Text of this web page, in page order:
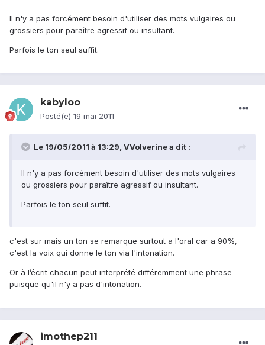
Il n'y a pas forcément besoin d'utiliser des mots vulgaires ou
grossiers pour paraître agressif ou insultant.
Parfois le ton seul suffit.
kabyloo
Posté(e) 19 mai 2011
Le 19/05/2011 à 13:29, VVolverine a dit :
Il n'y a pas forcément besoin d'utiliser des mots vulgaires
ou grossiers pour paraître agressif ou insultant.
Parfois le ton seul suffit.
c'est sur mais un ton se remarque surtout a l'oral car a 90%,
c'est la voix qui donne le ton via l'intonation.
Or à l’écrit chacun peut interprété différemment une phrase
puisque qu'il n'y a pas d'intonation.
imothep211